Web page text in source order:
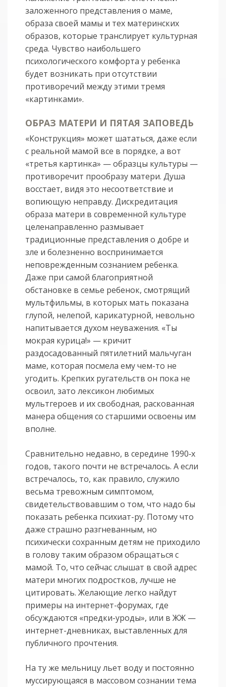
заложенного представления о маме,
образа своей мамы и тех материнских
образов, которые транслирует культурная
среда. Чувство наибольшего
психологического комфорта у ребенка
будет возникать при отсутствии
противоречий между этими тремя
«картинками».
ОБРАЗ МАТЕРИ И ПЯТАЯ ЗАПОВЕДЬ
«Конструкция» может шататься, даже если
с реальной мамой все в порядке, а вот
«третья картинка» — образцы культуры —
противоречит прообразу матери. Душа
восстает, видя это несоответствие и
вопиющую неправду. Дискредитация
образа матери в современной культуре
целенаправленно размывает
традиционные представления о добре и
зле и болезненно воспринимается
неповрежденным сознанием ребенка.
Даже при самой благоприятной
обстановке в семье ребенок, смотрящий
мультфильмы, в которых мать показана
глупой, нелепой, карикатурной, невольно
напитывается духом неуважения. «Ты
мокрая курица!» — кричит
раздосадованный пятилетний мальчуган
маме, которая посмела ему чем-то не
угодить. Крепких ругательств он пока не
освоил, зато лексикон любимых
мультгероев и их свободная, раскованная
манера общения со старшими освоены им
вполне.
Сравнительно недавно, в середине 1990‑х
годов, такого почти не встречалось. А если
встречалось, то, как правило, служило
весьма тревожным симптомом,
свидетельствовавшим о том, что надо бы
показать ребенка психиат-ру. Потому что
даже страшно разгневанным, но
психически сохранным детям не приходило
в голову таким образом обращаться с
мамой. То, что сейчас слышат в свой адрес
матери многих подростков, лучше не
цитировать. Желающие легко найдут
примеры на интернет-форумах, где
обсуждаются «предки-уроды», или в ЖЖ —
интернет-дневниках, выставленных для
публичного прочтения.
На ту же мельницу льет воду и постоянно
муссирующаяся в массовом сознании тема